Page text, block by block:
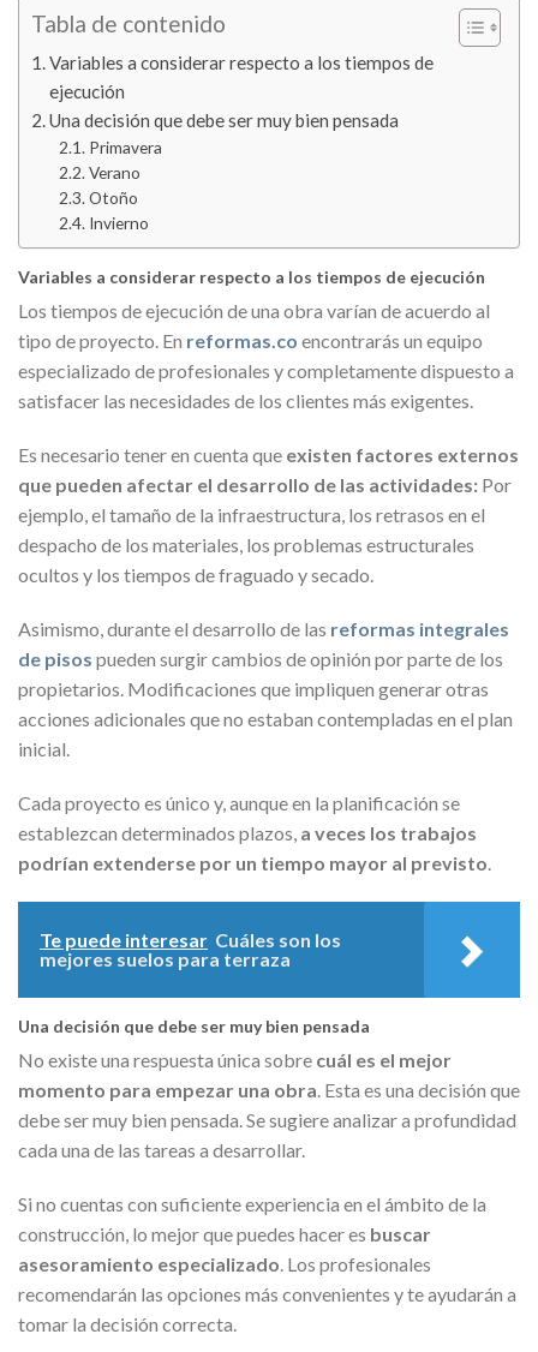
Tabla de contenido
Variables a considerar respecto a los tiempos de
ejecución
Una decisión que debe ser muy bien pensada
Primavera
Verano
Otoño
Invierno
Variables a considerar respecto a los tiempos de ejecución
Los tiempos de ejecución de una obra varían de acuerdo al
tipo de proyecto. En reformas.co encontrarás un equipo
especializado de profesionales y completamente dispuesto a
satisfacer las necesidades de los clientes más exigentes.
Es necesario tener en cuenta que existen factores externos
que pueden afectar el desarrollo de las actividades: Por
ejemplo, el tamaño de la infraestructura, los retrasos en el
despacho de los materiales, los problemas estructurales
ocultos y los tiempos de fraguado y secado.
Asimismo, durante el desarrollo de las reformas integrales
de pisos pueden surgir cambios de opinión por parte de los
propietarios. Modificaciones que impliquen generar otras
acciones adicionales que no estaban contempladas en el plan
inicial.
Cada proyecto es único y, aunque en la planificación se
establezcan determinados plazos, a veces los trabajos
podrían extenderse por un tiempo mayor al previsto
Te puede interesar Cuáles son los
mejores suelos para terraza
Una decisión que debe ser muy bien pensada
No existe una respuesta única sobre cuál es el mejor
momento para empezar una obra . Esta es una decisión que
debe ser muy bien pensada. Se sugiere analizar a profundidad
cada una de las tareas a desarrollar.
Si no cuentas con suficiente experiencia en el ámbito de la
construcción, lo mejor que puedes hacer es buscar
asesoramiento especializado . Los profesionales
recomendarán las opciones más convenientes y te ayudarán a
tomar la decisión correcta.